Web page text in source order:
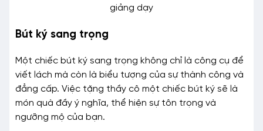
giảng dạy
Bút ký sang trọng
Một chiếc bút ký sang trọng không chỉ là công cụ để
viết lách mà còn là biểu tượng của sự thành công và
đẳng cấp. Việc tặng thầy cô một chiếc bút ký sẽ là
món quà đầy ý nghĩa, thể hiện sự tôn trọng và
ngưỡng mộ của bạn.